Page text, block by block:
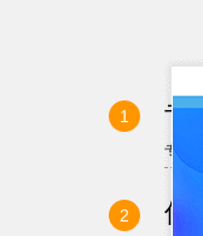
1 专
专业
2 低